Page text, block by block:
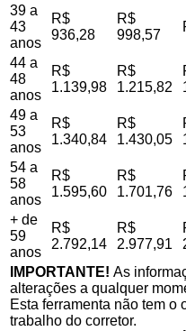
39 a
43
anos
R$
936,28
R$
998,57
44 a
48
anos
R$
1.139,98
R$
1.215,82
49 a
53
anos
R$
1.340,84
R$
1.430,05
54 a
58
anos
R$
1.595,60
R$
1.701,76
+ de
59
anos
R$
2.792,14
R$
2.977,91
IMPORTANTE! As
alterações a qualquer
Esta ferramenta não tem
trabalho do corretor.